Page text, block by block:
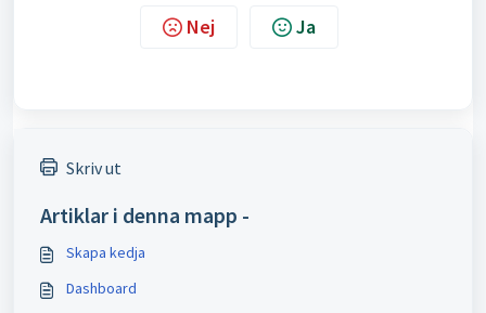
Nej Ja
Skriv ut
Artiklar i denna mapp -
Skapa kedja
Dashboard